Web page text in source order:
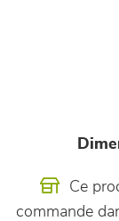
Ce
commande